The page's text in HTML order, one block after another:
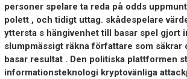
personer spelare ta reda på odds
polett , och tidigt uttag. skådespelare
yttersta s hängivenhet till basar spel gjort
slumpmässigt räkna författare som säkrar
basar resultat . Den politiska plattformen
informationsteknologi kryptovänliga